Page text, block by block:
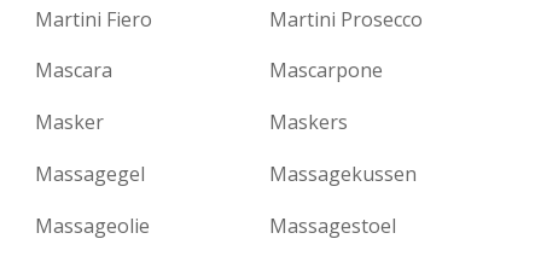
Martini Fiero
Martini Prosecco
Mascara
Mascarpone
Masker
Maskers
Massagegel
Massagekussen
Massageolie
Massagestoel